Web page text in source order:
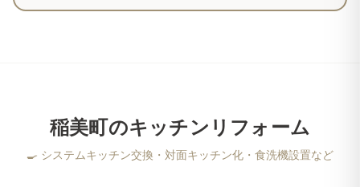
稲美町のキッチンリフォーム
🍳 システムキッチン交換・対面キッチン化・食洗機設置など